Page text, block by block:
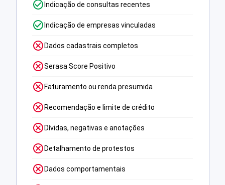
Indicação de consultas recentes
Indicação de empresas vinculadas
Dados cadastrais completos
Serasa Score Positivo
Faturamento ou renda presumida
Recomendação e limite de crédito
Dívidas, negativas e anotações
Detalhamento de protestos
Dados comportamentais